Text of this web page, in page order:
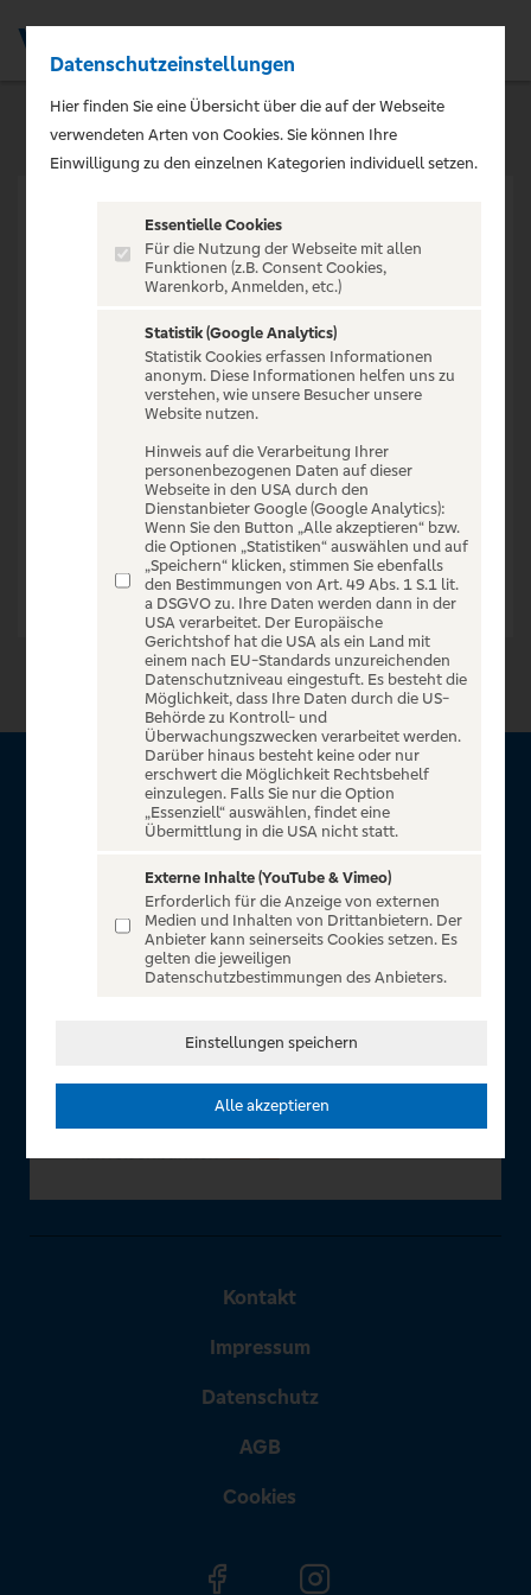
VERANSTALTUNG NICHT
GEFUNDEN
Zur Startseite
Über VR Entertain
für alle Kunden der Volksbanken Raiffeisenbanken. Auf
unserem einzigartigen Portal finden Sie Tickets für
atemberaubende Konzerte, Musicals und Shows, die
Fußball-Bundesliga sowie die Champions League und die
In Zusammenarbeit mit
Kontakt
Impressum
Datenschutz
AGB
Cookies
Datenschutzeinstellungen
Hier finden Sie eine Übersicht über die auf der Webseite
verwendeten Arten von Cookies. Sie können Ihre
Einwilligung zu den einzelnen Kategorien individuell setzen.
Essentielle Cookies
Für die Nutzung der Webseite mit allen
Funktionen (z.B. Consent Cookies,
Warenkorb, Anmelden, etc.)
Statistik (Google Analytics)
Statistik Cookies erfassen Informationen
anonym. Diese Informationen helfen uns zu
verstehen, wie unsere Besucher unsere
Website nutzen.
Hinweis auf die Verarbeitung Ihrer
personenbezogenen Daten auf dieser
Webseite in den USA durch den
Dienstanbieter Google (Google Analytics):
Wenn Sie den Button „Alle akzeptieren“ bzw.
die Optionen „Statistiken“ auswählen und auf
„Speichern“ klicken, stimmen Sie ebenfalls
den Bestimmungen von Art. 49 Abs. 1 S.1 lit.
a DSGVO zu. Ihre Daten werden dann in der
USA verarbeitet. Der Europäische
Gerichtshof hat die USA als ein Land mit
einem nach EU-Standards unzureichenden
Datenschutzniveau eingestuft. Es besteht die
Möglichkeit, dass Ihre Daten durch die US-
Behörde zu Kontroll- und
Überwachungszwecken verarbeitet werden.
Darüber hinaus besteht keine oder nur
erschwert die Möglichkeit Rechtsbehelf
einzulegen. Falls Sie nur die Option
„Essenziell“ auswählen, findet eine
Übermittlung in die USA nicht statt.
Externe Inhalte (YouTube & Vimeo)
Erforderlich für die Anzeige von externen
Medien und Inhalten von Drittanbietern. Der
Anbieter kann seinerseits Cookies setzen. Es
gelten die jeweiligen
Datenschutzbestimmungen des Anbieters.
Einstellungen speichern
Alle akzeptieren